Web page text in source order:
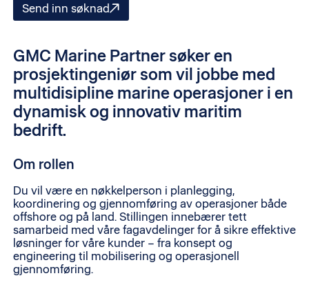
Send inn søknad
GMC Marine Partner søker en
prosjektingeniør som vil jobbe med
multidisipline marine operasjoner i en
dynamisk og innovativ maritim
bedrift.
Om rollen
Du vil være en nøkkelperson i planlegging,
koordinering og gjennomføring av operasjoner både
offshore og på land. Stillingen innebærer tett
samarbeid med våre fagavdelinger for å sikre effektive
løsninger for våre kunder – fra konsept og
engineering til mobilisering og operasjonell
gjennomføring.